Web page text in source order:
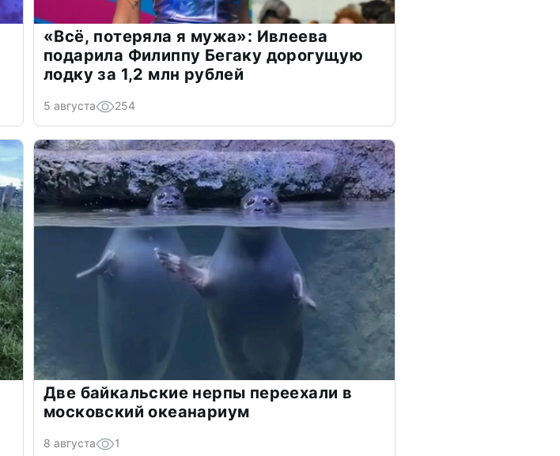
«Всё, потеряла я мужа»: Ивлеева
подарила Филиппу Бегаку дорогущую
лодку за 1,2 млн рублей
5 августа 254
Две байкальские нерпы переехали в
московский океанариум
8 августа 1